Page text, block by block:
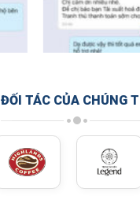
ĐỐI TÁC CỦA CHÚNG